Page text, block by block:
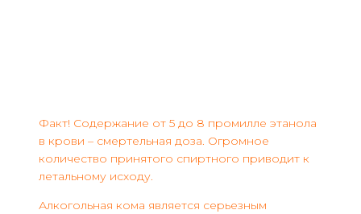
Факт! Содержание от 5 до 8 промилле этанола
в крови – смертельная доза. Огромное
количество принятого спиртного приводит к
летальному исходу.
Алкогольная кома является серьезным